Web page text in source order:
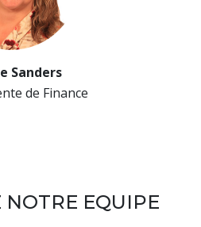
Sanders
de Finance
NOTRE EQUIPE